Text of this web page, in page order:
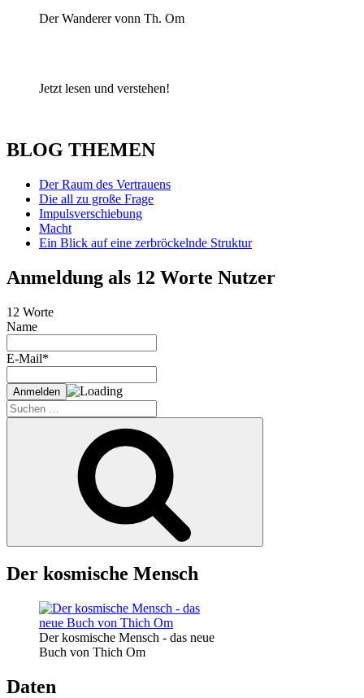
Der Wanderer vonn Th. Om
Jetzt lesen und verstehen!
BLOG THEMEN
Der Raum des Vertrauens
Die all zu große Frage
Impulsverschiebung
Macht
Ein Blick auf eine zerbröckelnde Struktur
Anmeldung als 12 Worte Nutzer
12 Worte
Name
E-Mail*
Suche
nach:
Der kosmische Mensch
Der kosmische Mensch - das neue
Buch von Thich Om
Daten